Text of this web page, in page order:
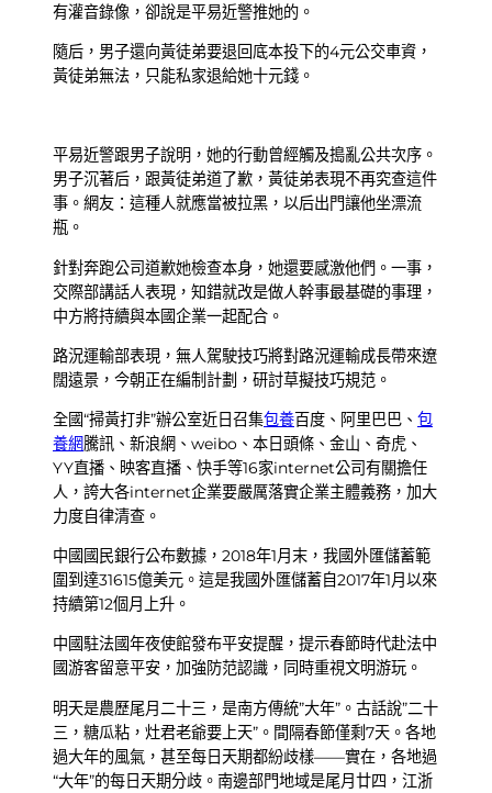
有灌音錄像，卻說是平易近警推她的。
隨后，男子還向黃徒弟要退回底本投下的4元公交車資，
黃徒弟無法，只能私家退給她十元錢。
平易近警跟男子說明，她的行動曾經觸及搗亂公共次序。
男子沉著后，跟黃徒弟道了歉，黃徒弟表現不再究查這件
事。網友：這種人就應當被拉黑，以后出門讓他坐漂流
瓶。
針對奔跑公司道歉她檢查本身，她還要感激他們。一事，
交際部講話人表現，知錯就改是做人幹事最基礎的事理，
中方將持續與本國企業一起配合。
路況運輸部表現，無人駕駛技巧將對路況運輸成長帶來遼
闊遠景，今朝正在編制計劃，研討草擬技巧規范。
全國“掃黃打非”辦公室近日召集包養百度、阿里巴巴、 包
養網騰訊、新浪網、weibo、本日頭條、金山、奇虎、
YY直播、映客直播、快手等16家internet公司有關擔任
人，誇大各internet企業要嚴厲落實企業主體義務，加大
力度自律清查。
中國國民銀行公布數據，2018年1月末，我國外匯儲蓄範
圍到達31615億美元。這是我國外匯儲蓄自2017年1月以來
持續第12個月上升。
中國駐法國年夜使館發布平安提醒，提示春節時代赴法中
國游客留意平安，加強防范認識，同時重視文明游玩。
明天是農歷尾月二十三，是南方傳統”大年”。古話說”二十
三，糖瓜粘，灶君老爺要上天”。間隔春節僅剩7天。各地
過大年的風氣，甚至每日天期都紛歧樣——實在，各地過
“大年”的每日天期分歧。南邊部門地域是尾月廿四，江浙